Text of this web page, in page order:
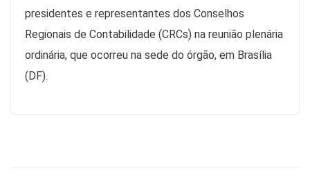
presidentes e representantes dos Conselhos
Regionais de Contabilidade (CRCs) na reunião plenária
ordinária, que ocorreu na sede do órgão, em Brasília
(DF).